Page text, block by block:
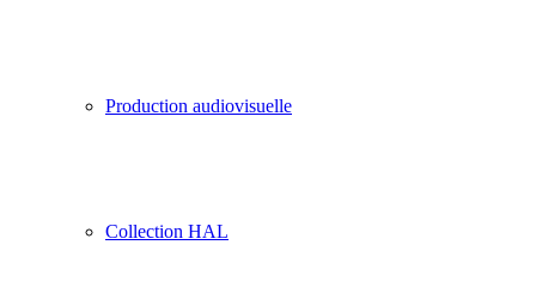
Production audiovisuelle
Collection HAL